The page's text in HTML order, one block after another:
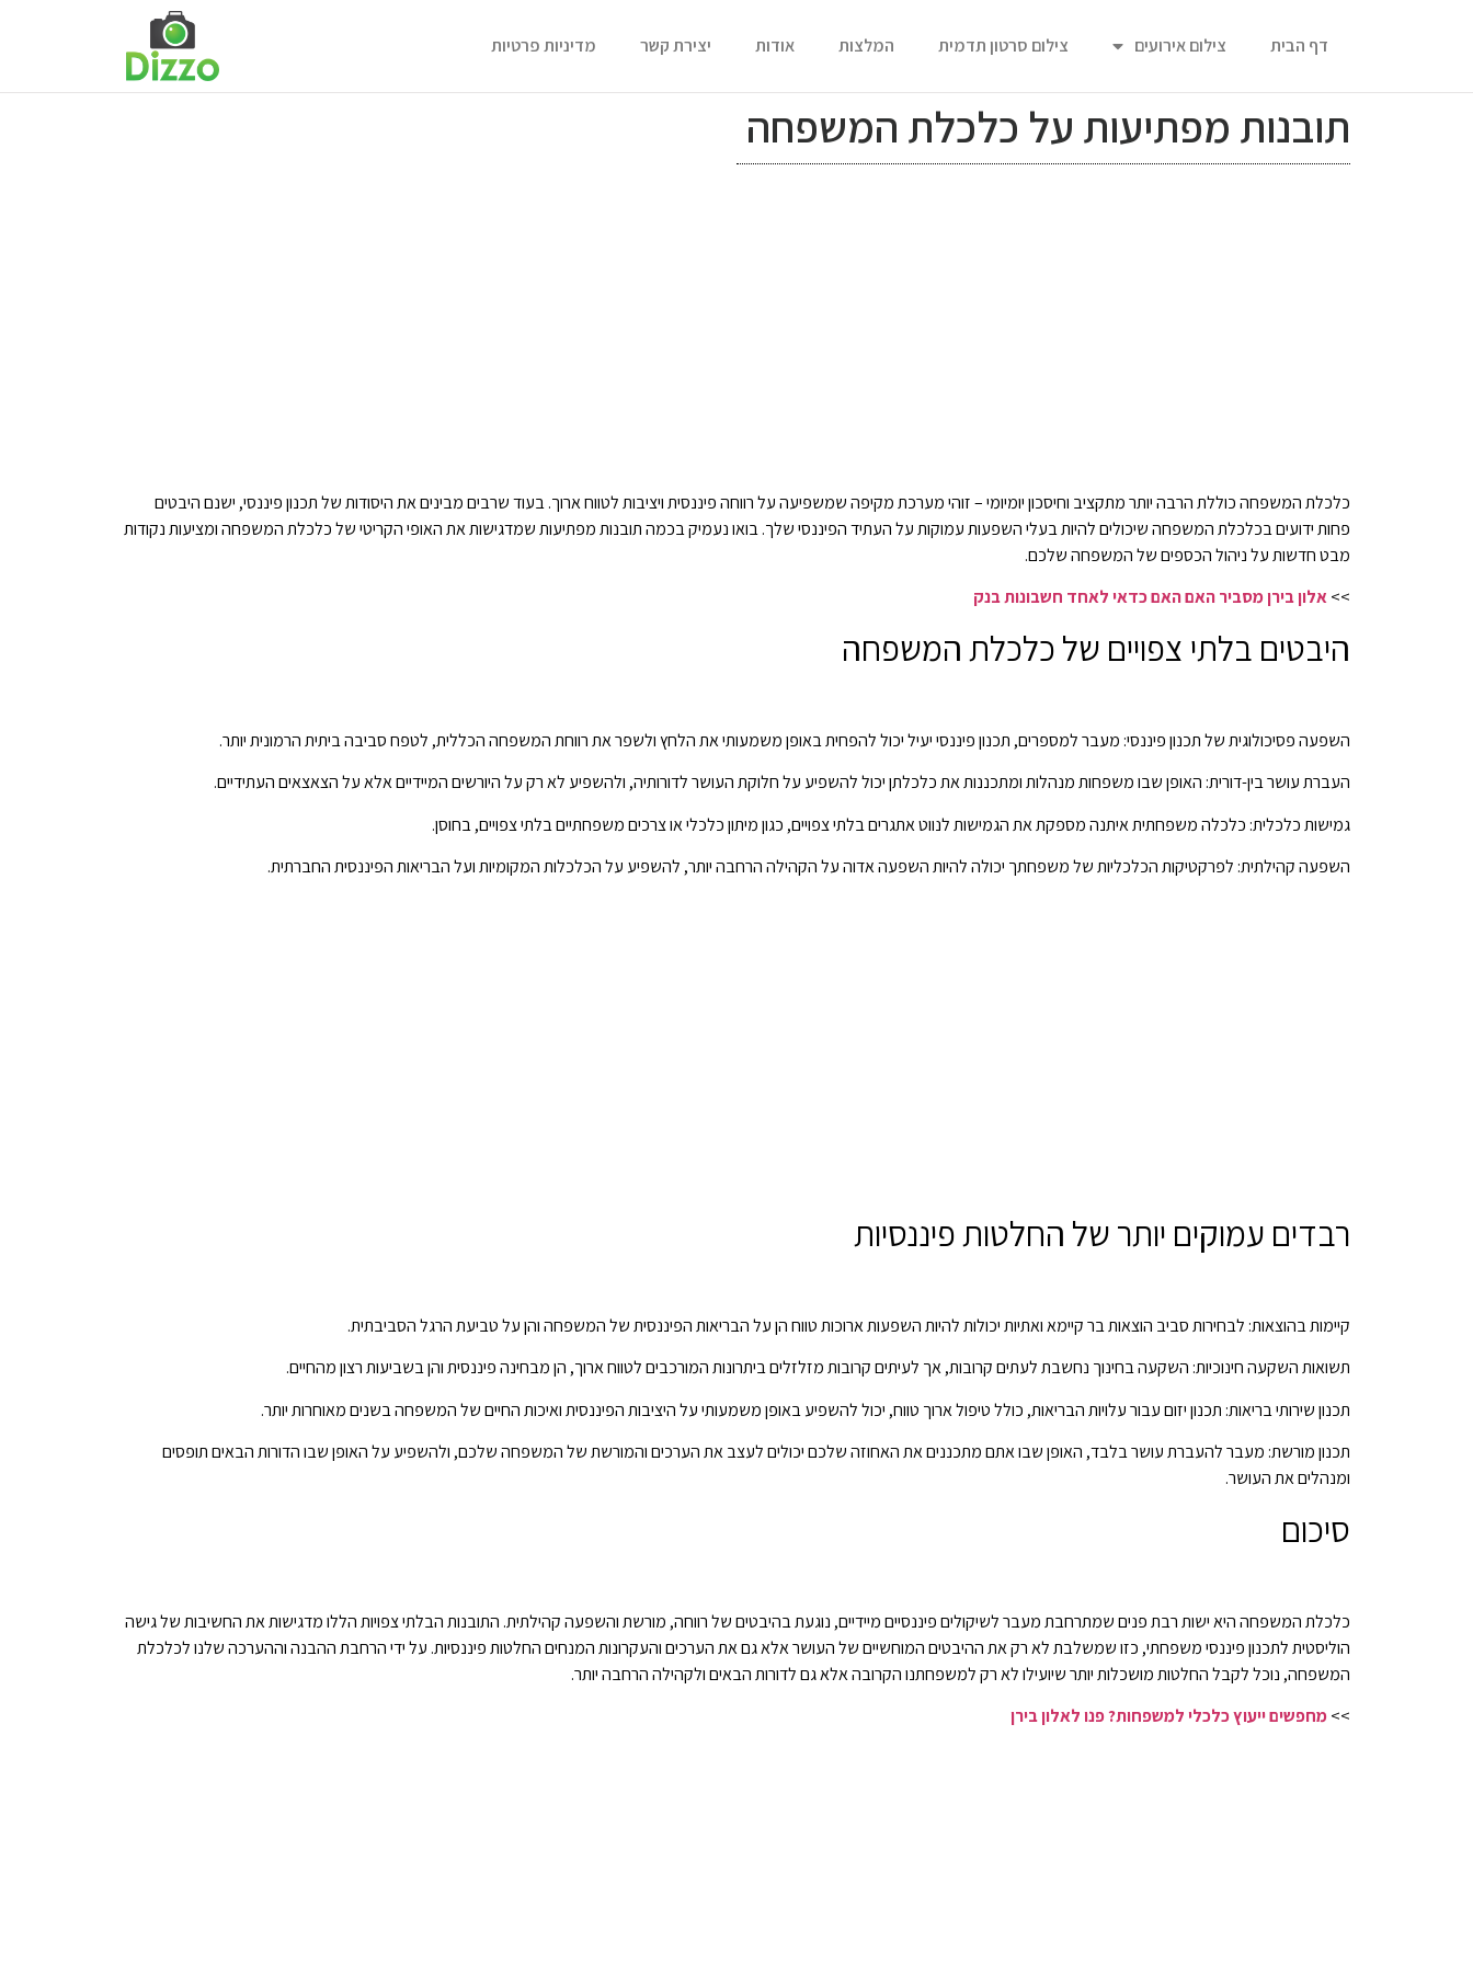
דף הבית צילום אירועים צילום סרטון תדמית המלצות אודות יצירת קשר מדיניות פרטיות
תובנות מפתיעות על כלכלת המשפחה
כלכלת המשפחה כוללת הרבה יותר מתקציב וחיסכון יומיומי – זוהי מערכת מקיפה שמשפיעה על רווחה פיננסית ויציבות לטווח ארוך. בעוד שרבים מבינים את היסודות של תכנון פיננסי, ישנם היבטים
פחות ידועים בכלכלת המשפחה שיכולים להיות בעלי השפעות עמוקות על העתיד הפיננסי שלך. בואו נעמיק בכמה תובנות מפתיעות שמדגישות את האופי הקריטי של כלכלת המשפחה ומציעות נקודות
מבט חדשות על ניהול הכספים של המשפחה שלכם.
>>אלון בירן מסביר האם האם כדאי לאחד חשבונות בנק
היבטים בלתי צפויים של כלכלת המשפחה
השפעה פסיכולוגית של תכנון פיננסי: מעבר למספרים, תכנון פיננסי יעיל יכול להפחית באופן משמעותי את הלחץ ולשפר את רווחת המשפחה הכללית, לטפח סביבה ביתית הרמונית יותר.
העברת עושר בין-דורית: האופן שבו משפחות מנהלות ומתכננות את כלכלתן יכול להשפיע על חלוקת העושר לדורותיה, ולהשפיע לא רק על היורשים המיידיים אלא על הצאצאים העתידיים.
גמישות כלכלית: כלכלה משפחתית איתנה מספקת את הגמישות לנווט אתגרים בלתי צפויים, כגון מיתון כלכלי או צרכים משפחתיים בלתי צפויים, בחוסן.
השפעה קהילתית: לפרקטיקות הכלכליות של משפחתך יכולה להיות השפעה אדוה על הקהילה הרחבה יותר, להשפיע על הכלכלות המקומיות ועל הבריאות הפיננסית החברתית.
רבדים עמוקים יותר של החלטות פיננסיות
קיימות בהוצאות: לבחירות סביב הוצאות בר קיימא ואתיות יכולות להיות השפעות ארוכות טווח הן על הבריאות הפיננסית של המשפחה והן על טביעת הרגל הסביבתית.
תשואות השקעה חינוכיות: השקעה בחינוך נחשבת לעתים קרובות, אך לעיתים קרובות מזלזלים ביתרונות המורכבים לטווח ארוך, הן מבחינה פיננסית והן בשביעות רצון מהחיים.
תכנון שירותי בריאות: תכנון יזום עבור עלויות הבריאות, כולל טיפול ארוך טווח, יכול להשפיע באופן משמעותי על היציבות הפיננסית ואיכות החיים של המשפחה בשנים מאוחרות יותר.
תכנון מורשת: מעבר להעברת עושר בלבד, האופן שבו אתם מתכננים את האחוזה שלכם יכולים לעצב את הערכים והמורשת של המשפחה שלכם, ולהשפיע על האופן שבו הדורות הבאים תופסים
ומנהלים את העושר.
סיכום
כלכלת המשפחה היא ישות רבת פנים שמתרחבת מעבר לשיקולים פיננסיים מיידיים, נוגעת בהיבטים של רווחה, מורשת והשפעה קהילתית. התובנות הבלתי צפויות הללו מדגישות את החשיבות של גישה
הוליסטית לתכנון פיננסי משפחתי, כזו שמשלבת לא רק את ההיבטים המוחשיים של העושר אלא גם את הערכים והעקרונות המנחים החלטות פיננסיות. על ידי הרחבת ההבנה וההערכה שלנו לכלכלת
המשפחה, נוכל לקבל החלטות מושכלות יותר שיועילו לא רק למשפחתנו הקרובה אלא גם לדורות הבאים ולקהילה הרחבה יותר.
>>מחפשים ייעוץ כלכלי למשפחות? פנו לאלון בירן